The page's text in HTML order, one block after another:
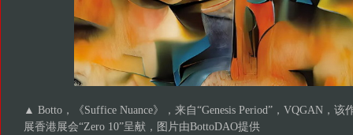
▲ Botto，《Suffice Nuance》，来自“Genesis Period”，VQGAN，
展香港展会“Zero 10”呈献，图片由BottoDAO提供